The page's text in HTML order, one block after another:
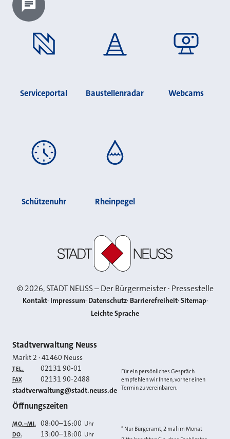
Chatbot laden?
Serviceportal Baustellenradar Webcams
Schützenuhr Rheinpegel
©2026, STADT NEUSS – Der Bürgermeister · Pressestelle
Kontakt Impressum Datenschutz Barrierefreiheit Sitemap
Leichte Sprache
Kontakt
Stadtverwaltung Neuss
Markt 2 ·41460 Neuss
TEL. 02131 90-01
FAX 02131 90-2488
E-MAIL
stadtverwaltung@stadt.neuss.de
Für ein persönliches Gespräch
empfehlen wir Ihnen, vorher einen
Termin zu vereinbaren.
Öffnungszeiten
MO.–MI. 08:00–16:00 Uhr
DO. 13:00–18:00 Uhr
* Nur Bürgeramt, 2 mal im Monat